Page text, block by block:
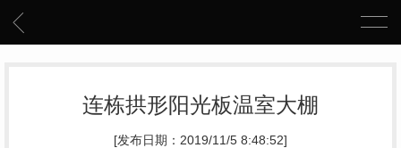
连栋拱形阳光板温室大棚
[发布日期：2019/11/5 8:48:52]